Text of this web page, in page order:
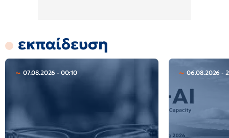
εκπαίδευση
07.08.2026 - 00:10 06.08.2026 -